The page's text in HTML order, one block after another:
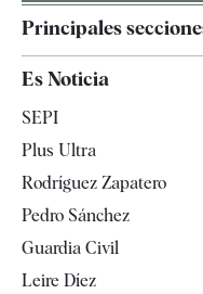
Principales
España
Televisión
Es Noticia
SEPI
Plus Ultra
Rodríguez Zapatero
Pedro Sánchez
Guardia Civil
Leire Díez